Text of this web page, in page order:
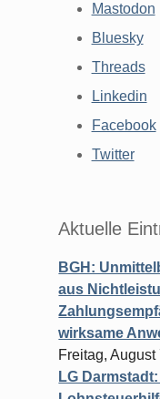
Mastodon
Bluesky
Threads
Linkedin
Facebook
Twitter
Aktuelle
BGH:
aus
wirksame
Freitag, August
LG